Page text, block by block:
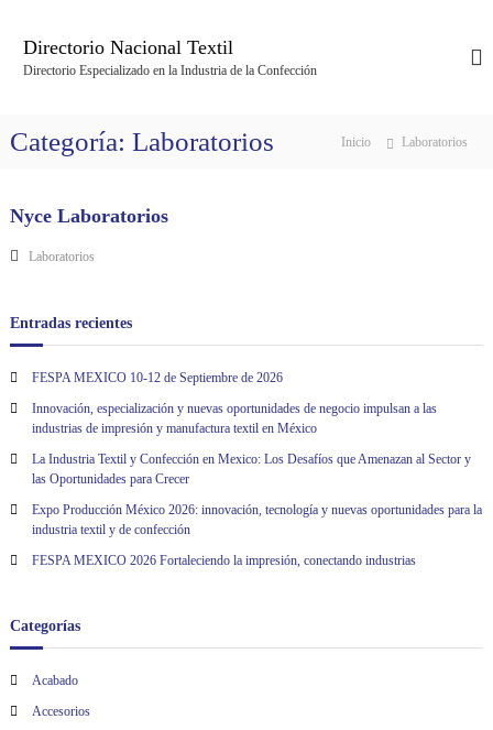
Directorio Nacional Textil
Directorio Especializado en la Industria de la Confección
Categoría: Laboratorios Inicio Laboratorios
Nyce Laboratorios
Laboratorios
Entradas recientes
FESPA MEXICO 10-12 de Septiembre de 2026
Innovación, especialización y nuevas oportunidades de negocio impulsan a las
industrias de impresión y manufactura textil en México
La Industria Textil y Confección en Mexico: Los Desafíos que Amenazan al Sector y
las Oportunidades para Crecer
Expo Producción México 2026: innovación, tecnología y nuevas oportunidades para la
industria textil y de confección
FESPA MEXICO 2026 Fortaleciendo la impresión, conectando industrias
Categorías
Acabado
Accesorios